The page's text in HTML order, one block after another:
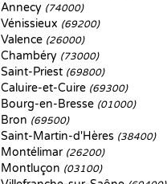
Annecy (74000)
Vénissieux (69200)
Valence (26000)
Chambéry (73000)
Saint-Priest (69800)
Caluire-et-Cuire (69300)
Bourg-en-Bresse (01000)
Bron (69500)
Saint-Martin-d'Hères (38400)
Montélimar (26200)
Montluçon (03100)